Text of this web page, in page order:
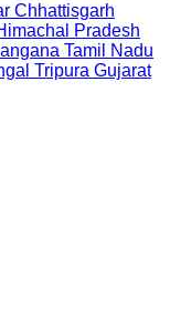
Chhattisgarh
Pradesh
Tamil Nadu
Tripura Gujarat